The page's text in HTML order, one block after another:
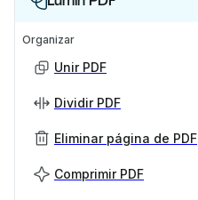
Organizar
Unir PDF
Dividir PDF
Eliminar página de PDF
Comprimir PDF